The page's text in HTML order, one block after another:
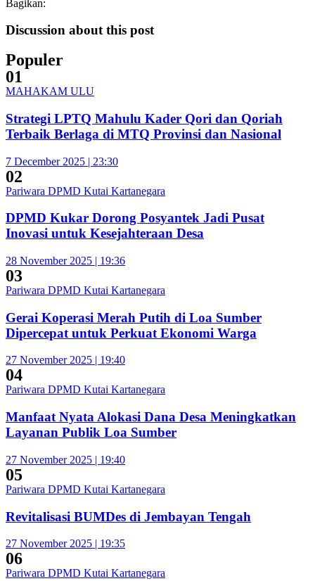
Bagikan:
Discussion about this post
Populer
01
MAHAKAM ULU
Strategi LPTQ Mahulu Kader Qori dan Qoriah
Terbaik Berlaga di MTQ Provinsi dan Nasional
7 December 2025 | 23:30
02
Pariwara DPMD Kutai Kartanegara
DPMD Kukar Dorong Posyantek Jadi Pusat
Inovasi untuk Kesejahteraan Desa
28 November 2025 | 19:36
03
Pariwara DPMD Kutai Kartanegara
Gerai Koperasi Merah Putih di Loa Sumber
Dipercepat untuk Perkuat Ekonomi Warga
27 November 2025 | 19:40
04
Pariwara DPMD Kutai Kartanegara
Manfaat Nyata Alokasi Dana Desa Meningkatkan
Layanan Publik Loa Sumber
27 November 2025 | 19:40
05
Pariwara DPMD Kutai Kartanegara
Revitalisasi BUMDes di Jembayan Tengah
27 November 2025 | 19:35
06
Pariwara DPMD Kutai Kartanegara